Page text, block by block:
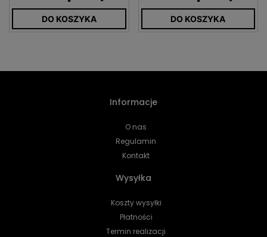
DO KOSZYKA DO KOSZYKA
Informacje
O nas
Regulamin
Kontakt
Wysyłka
Koszty wysyłki
Płatności
Termin realizacji